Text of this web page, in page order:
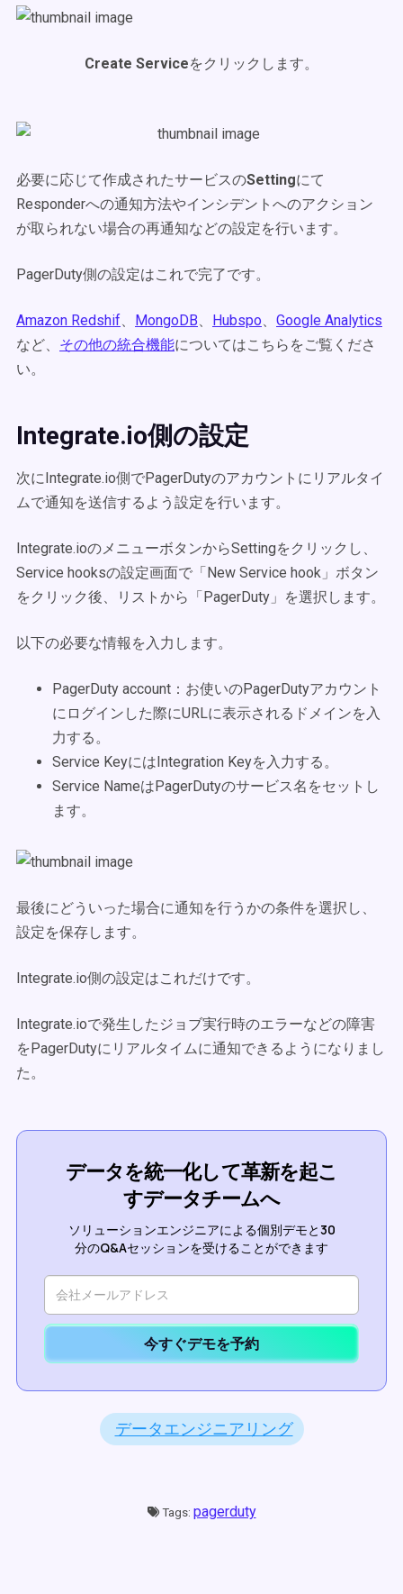
Create Serviceをクリックします。
必要に応じて作成されたサービスのSettingにて
Responderへの通知方法やインシデントへのアクション
が取られない場合の再通知などの設定を行います。
PagerDuty側の設定はこれで完了です。
Amazon Redshif、 MongoDB、 Hubspo、 Google Analytics
など、 その他の統合機能についてはこちらをご覧くださ
い。
Integrate.io側の設定
次にIntegrate.io側でPagerDutyのアカウントにリアルタイ
ムで通知を送信するよう設定を行います。
Integrate.ioのメニューボタンからSettingをクリックし、
Service hooksの設定画面で「New Service hook」ボタン
をクリック後、リストから「PagerDuty」を選択します。
以下の必要な情報を入力します。
PagerDuty account：お使いのPagerDutyアカウント
にログインした際にURLに表示されるドメインを入
力する。
Service KeyにはIntegration Keyを入力する。
Service NameはPagerDutyのサービス名をセットし
ます。
最後にどういった場合に通知を行うかの条件を選択し、
設定を保存します。
Integrate.io側の設定はこれだけです。
Integrate.ioで発生したジョブ実行時のエラーなどの障害
をPagerDutyにリアルタイムに通知できるようになりまし
た。
データを統一化して革新を起こ
すデータチームへ
ソリューションエンジニアによる個別デモと30
分のQ&Aセッションを受けることができます
今すぐデモを予約
データエンジニアリング
Tags: pagerduty